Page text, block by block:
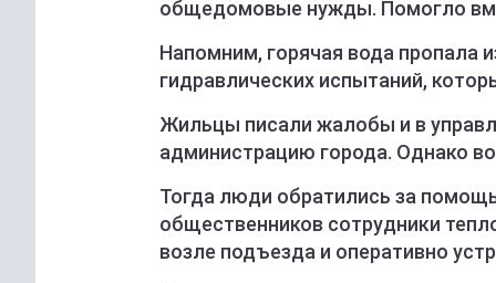
общедомовые нужды. Помогло
Напомним, горячая вода пропала
гидравлических испытаний,
Жильцы писали жалобы и в
администрацию города. Однако
Тогда люди обратились за
общественников сотрудники
возле подъезда и оперативно